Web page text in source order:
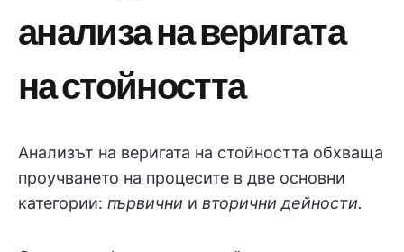
анализа на веригата
на стойността
Анализът на веригата на стойността обхваща
проучването на процесите в две основни
категории: първични и вторични дейности.